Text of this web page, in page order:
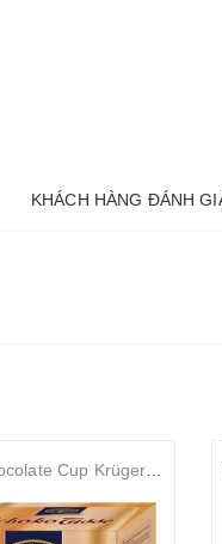
KHÁCH HÀNG ĐÁNH